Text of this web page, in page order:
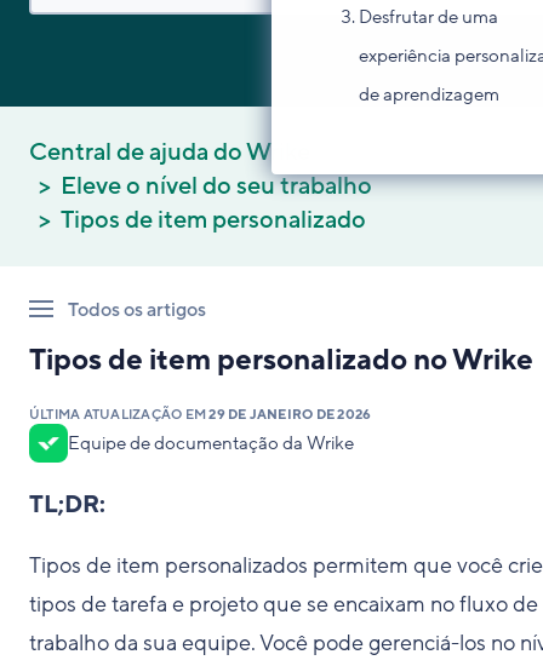
Desfrutar de uma
experiência
de aprendizagem
Central de ajuda do Wrike
Eleve o nível do seu trabalho
Tipos de item personalizado
Todos os artigos
Tipos de item personalizado no Wrike
ÚLTIMA ATUALIZAÇÃO EM29 DE JANEIRO DE 2026
Equipe de documentação da Wrike
TL;DR:
Tipos de item personalizados permitem que você crie
tipos de tarefa e projeto que se encaixam no fluxo de
trabalho da sua equipe. Você pode gerenciá-los no